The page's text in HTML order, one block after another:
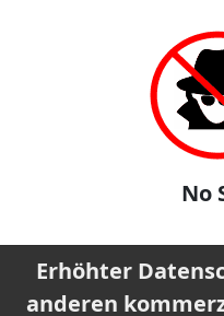
No
Erhöhter
anderen